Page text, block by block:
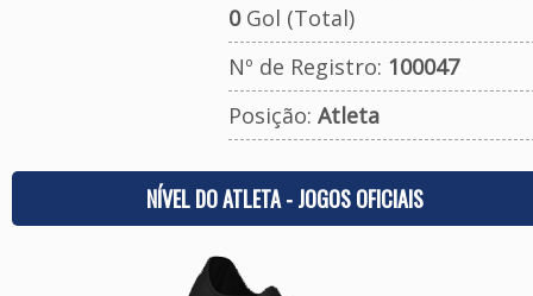
0Gol (Total)
Nº de Registro: 100047
Posição: Atleta
NÍVEL DO ATLETA - JOGOS OFICIAIS